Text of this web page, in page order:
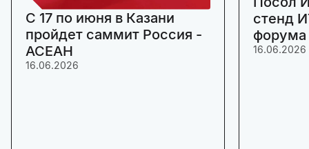
C 17 по июня в Казани
пройдет саммит Россия -
АСЕАН
16.06.2026
стенд
16.06.2026